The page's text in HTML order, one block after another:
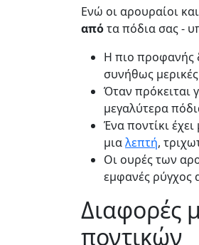
Ενώ οι αρουραίοι
απότα πόδια σας -
Η πιο προφανής
συνήθως
Όταν πρόκειται
μεγαλύτερα
Ένα ποντίκι
μιαλεπτή,
Οι ουρές των
εμφανές ρύγχος
Διαφορές
ποντικών